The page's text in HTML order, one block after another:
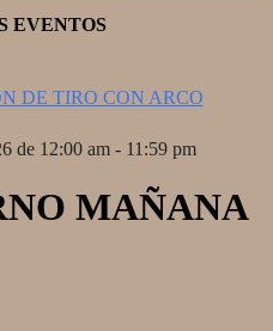
EVENTOS
DE TIRO CON ARCO
de 12:00 am - 11:59 pm
MAÑANA